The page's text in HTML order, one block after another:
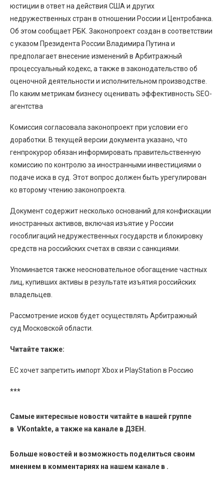
юстиции в ответ на действия США и других
недружественных стран в отношении России и Центробанка.
Об этом сообщает РБК. Законопроект создан в соответствии
с указом Президента России Владимира Путина и
предполагает внесение изменений в Арбитражный
процессуальный кодекс, а также в законодательство об
оценочной деятельности и исполнительном производстве.
По каким метрикам бизнесу оценивать эффективность SEO-
агентства
Комиссия согласовала законопроект при условии его
доработки. В текущей версии документа указано, что
генпрокурор обязан информировать правительственную
комиссию по контролю за иностранными инвестициями о
подаче иска в суд. Этот вопрос должен быть урегулирован
ко второму чтению законопроекта.
Документ содержит несколько оснований для конфискации
иностранных активов, включая изъятие у России
гособлигаций недружественных государств и блокировку
средств на российских счетах в связи с санкциями.
Упоминается также неосновательное обогащение частных
лиц, купивших активы в результате изъятия российских
владельцев.
Рассмотрение исков будет осуществлять Арбитражный
суд Московской области.
Читайте также:
ЕС хочет запретить импорт Xbox и PlayStation в Россию
***
Самые интересные новости читайте в нашей группе
в VKontakte, а также на канале в ДЗЕН .
Больше новостей и возможность поделиться своим
мнением в комментариях на нашем канале в .